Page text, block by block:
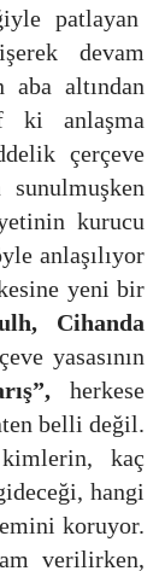
patlayan
devam
altından
ki anlaşma
çerçeve
kurucu
anlaşılıyor
yeni bir
Cihanda
yasasının
herkese
belli değil.
kaç
hangi
koruyor.
verilirken,